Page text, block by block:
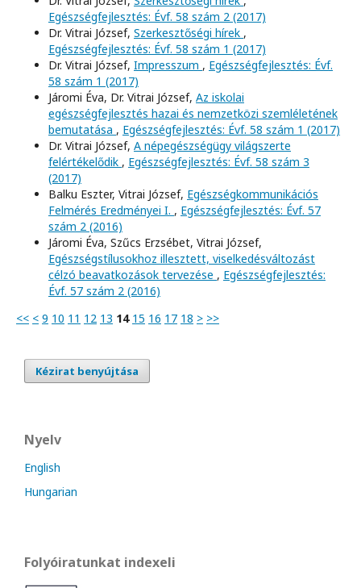
Egészségfejlesztés: Évf. 58 szám 2 (2017)
Dr. Vitrai József, Szerkesztőségi hírek ,
Egészségfejlesztés: Évf. 58 szám 1 (2017)
Dr. Vitrai József, Impresszum , Egészségfejlesztés: Évf.
58 szám 1 (2017)
Járomi Éva, Dr. Vitrai József, Az iskolai
egészségfejlesztés hazai és nemzetközi szemléletének
bemutatása , Egészségfejlesztés: Évf. 58 szám 1 (2017)
Dr. Vitrai József, A népegészségügy világszerte
felértékelődik , Egészségfejlesztés: Évf. 58 szám 3
(2017)
Balku Eszter, Vitrai József, Egészségkommunikációs
Felmérés Eredményei I. , Egészségfejlesztés: Évf. 57
szám 2 (2016)
Járomi Éva, Szűcs Erzsébet, Vitrai József,
Egészségstílusokhoz illesztett, viselkedésváltozást
célzó beavatkozások tervezése , Egészségfejlesztés:
Évf. 57 szám 2 (2016)
<< < 9 10 11 12 13 14 15 16 17 18 > >>
Kézirat benyújtása
Nyelv
English
Hungarian
Folyóiratunkat indexeli